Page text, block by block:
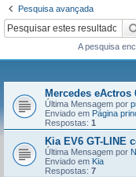
Pesquisa avançada
A pesquisa
Mercedes eActros
Última Mensagem por
Enviado em Página
Respostas: 1
Kia EV6 GT-LINE
Última Mensagem por
Enviado em Kia
Respostas: 7